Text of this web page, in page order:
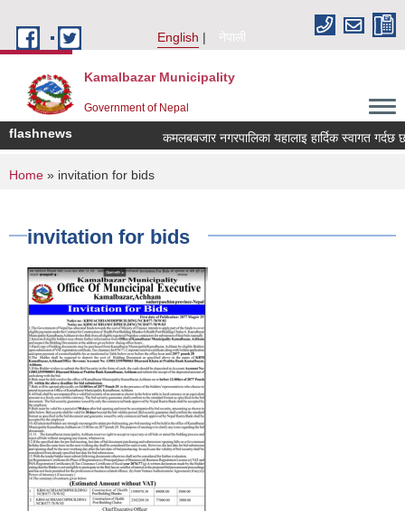
English
नेपाली
Kamalbazar Municipality
Government of Nepal
flashnews कमलबबजार नगरपालिका यहालाइ हार्दिक स्वागत
You are here
Home » invitation for bids
invitation for bids